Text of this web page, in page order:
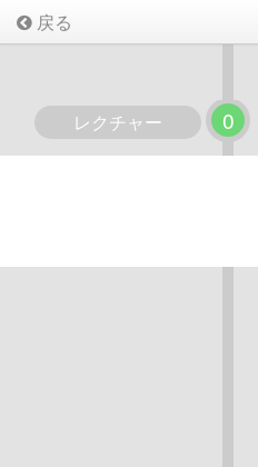
戻る
レクチャー 0